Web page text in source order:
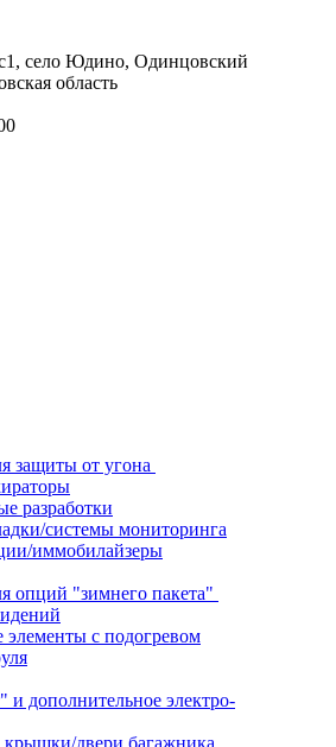
село Юдино, Одинцовский
область
защиты от угона
разработки
системы мониторинга
иммобилайзеры
опций "зимнего пакета"
элементы с подогревом
дополнительное электро-